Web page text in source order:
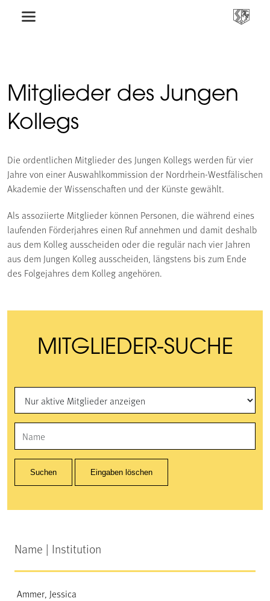
Mitglieder des Jungen
Kollegs
Die ordentlichen Mitglieder des Jungen Kollegs werden für vier
Jahre von einer Auswahlkommission der Nordrhein-Westfälischen
Akademie der Wissenschaften und der Künste gewählt.
Als assoziierte Mitglieder können Personen, die während eines
laufenden Förderjahres einen Ruf annehmen und damit deshalb
aus dem Kolleg ausscheiden oder die regulär nach vier Jahren
aus dem Jungen Kolleg ausscheiden, längstens bis zum Ende
des Folgejahres dem Kolleg angehören.
MITGLIEDER-SUCHE
Name | Institution
Ammer, Jessica